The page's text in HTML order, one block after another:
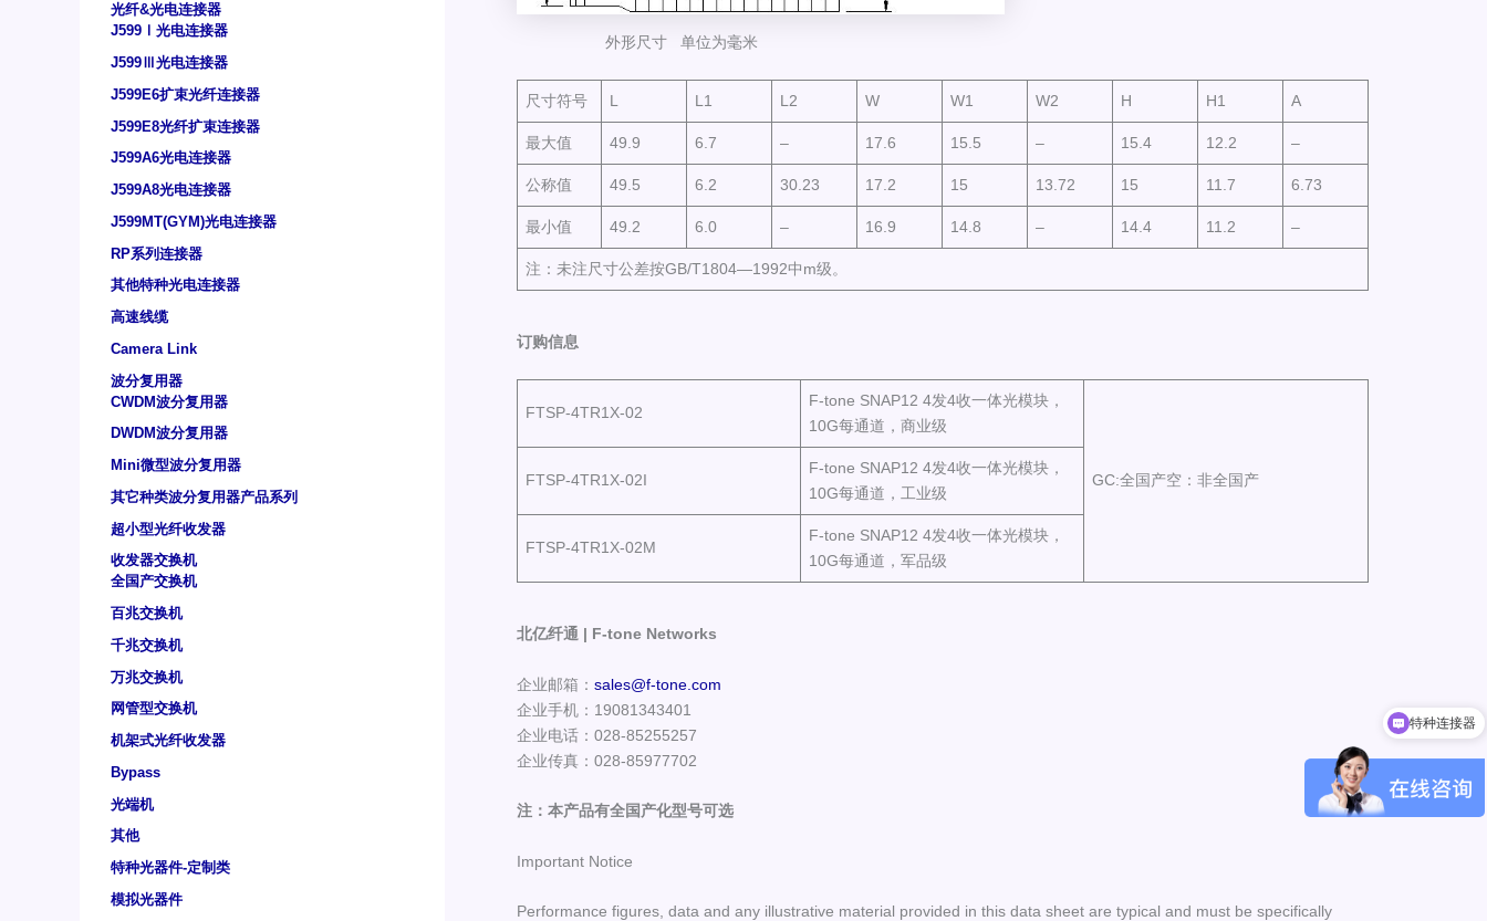
光纤&光电连接器
J599Ⅰ光电连接器
J599Ⅲ光电连接器
J599E6扩束光纤连接器
J599E8光纤扩束连接器
J599A6光电连接器
J599A8光电连接器
J599MT(GYM)光电连接器
RP系列连接器
其他特种光电连接器
高速线缆
Camera Link
波分复用器
CWDM波分复用器
DWDM波分复用器
Mini微型波分复用器
其它种类波分复用器产品系列
超小型光纤收发器
收发器交换机
全国产交换机
百兆交换机
千兆交换机
万兆交换机
网管型交换机
机架式光纤收发器
Bypass
光端机
其他
特种光器件-定制类
模拟光器件
外形尺寸 单位为毫米
尺寸符号 L L1 L2 W W1 W2 H H1 A
最大值 49.9 6.7 – 17.6 15.5 – 15.4 12.2 –
公称值 49.5 6.2 30.23 17.2 15 13.72 15 11.7 6.73
最小值 49.2 6.0 – 16.9 14.8 – 14.4 11.2 –
注：未注尺寸公差按GB/T1804—1992中m级。
订购信息
FTSP-4TR1X-02
F-tone SNAP12 4发4收一体光模块，
10G每通道，商业级
GC:全国产空：非全国产
FTSP-4TR1X-02I
F-tone SNAP12 4发4收一体光模块，
10G每通道，工业级
FTSP-4TR1X-02M
F-tone SNAP12 4发4收一体光模块，
10G每通道，军品级
北亿纤通 | F-tone Networks
企业邮箱： sales@f-tone.com
企业手机：19081343401
企业电话：028-85255257
企业传真：028-85977702
注：本产品有全国产化型号可选
Important Notice
Performance figures, data and any illustrative material provided in this data sheet are typical and must be specifically
小型化光模块